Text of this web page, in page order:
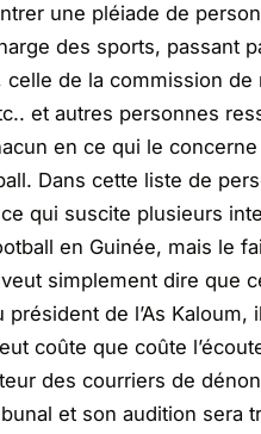
une pléiade de
des sports, passant
de la commission de
et autres personnes
en ce qui le
Dans cette liste de
ce qui suscite plusieurs
en Guinée, mais le
simplement dire que
de l’As
coûte que coûte
des courriers de
et son audition sera